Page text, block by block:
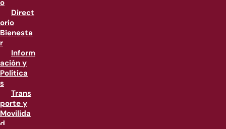
o
Direct
orio
Bienesta
r
Inform
ación y
Política
s
Trans
porte y
Movilida
d